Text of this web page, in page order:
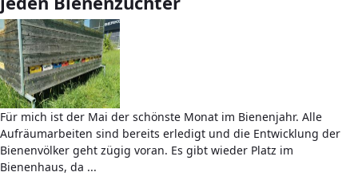
Für mich ist der Mai der schönste Monat im Bienenjahr. Alle
Aufräumarbeiten sind bereits erledigt und die Entwicklung der
Bienenvölker geht zügig voran. Es gibt wieder Platz im
Bienenhaus, da ...